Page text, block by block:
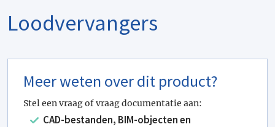
Loodvervangers
Meer weten over dit product?
Stel een vraag of vraag documentatie aan:
CAD-bestanden, BIM-objecten en